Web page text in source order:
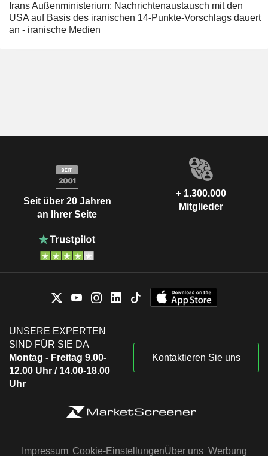
Irans Außenministerium: Nachrichtenaustausch mit den
USA auf Basis des iranischen 14-Punkte-Vorschlags dauert
an - iranische Medien
Seit über 20 Jahren
an Ihrer Seite
+ 1.300.000
Mitglieder
UNSERE EXPERTEN
SIND FÜR SIE DA
Montag - Freitag 9.00-
12.00 Uhr / 14.00-18.00
Uhr
Kontaktieren Sie uns
Impressum Cookie-EinstellungenÜber uns Werbung